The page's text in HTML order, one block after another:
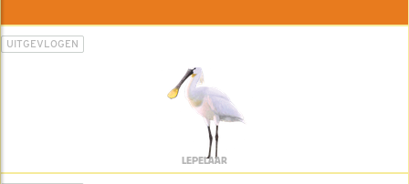
UITGEVLOGEN
LEPELAAR